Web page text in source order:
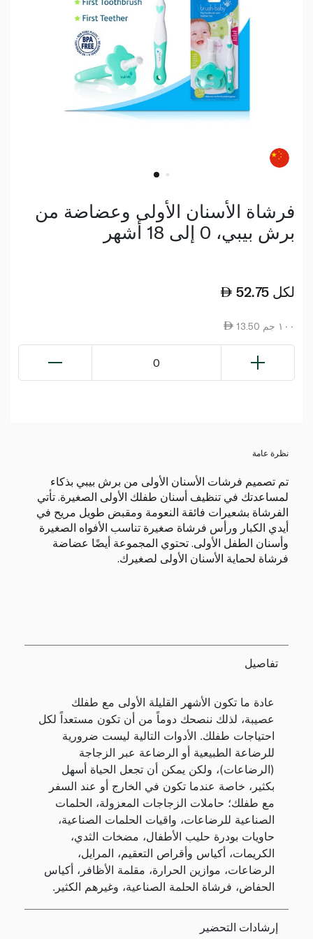
فرشاة الأسنان الأولى وعضاضة من
برش بيبي، 0 إلى 18 أشهر
52.75 لكل
13.50 ١٠٠ جم
0
نظرة عامة
تم تصميم فرشات الأسنان الأولى من برش بيبي بذكاء
لمساعدتك في تنظيف أسنان طفلك الأولى الصغيرة. تأتي
الفرشاة بشعيرات فائقة النعومة ومقبض طويل مريح في
أيدي الكبار ورأس فرشاة صغيرة تناسب الأفواه الصغيرة
وأسنان الطفل الأولى. تحتوي المجموعة أيضًا عضاضة
فرشاة لحماية الأسنان الأولى لصغيرك.
تفاصيل
عادة ما تكون الأشهر القليلة الأولى مع طفلك
عصيبة، لذلك ننصحك دوماً من أن تكون مستعداً لكل
احتياجات طفلك. الأدوات التالية ليست ضرورية
للرضاعة الطبيعية أو الرضاعة عبر الزجاجة
(الرضاعات)، ولكن يمكن أن تجعل الحياة أسهل
بكثير، خاصة عندما تكون في الخارج أو عند السفر
مع طفلك؛ حاملات الزجاجات المعزولة، الحلمات
الصناعية للرضاعات، واقيات الحلمات الصناعية،
حاويات بودرة حليب الأطفال، مضخات الثدي،
الكريمات، أكياس وأقراص التعقيم، المرايل،
الرضاعات، موازين الحرارة، مقلمة الأظافر، أكياس
الحفاض، فرشاة الحلمة الصناعية، وغيرهم الكثير.
إرشادات التحضير